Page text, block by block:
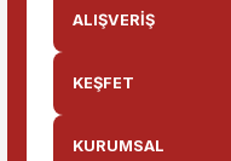
ALIŞVERİŞ
KEŞFET
KURUMSAL